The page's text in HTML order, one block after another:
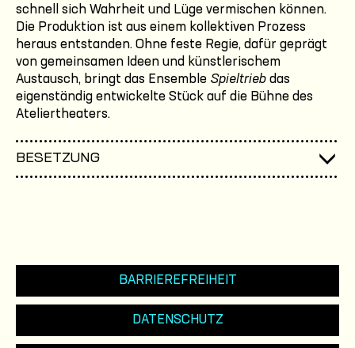
schnell sich Wahrheit und Lüge vermischen können.
Die Produktion ist aus einem kollektiven Prozess
heraus entstanden. Ohne feste Regie, dafür geprägt
von gemeinsamen Ideen und künstlerischem
Austausch, bringt das Ensemble Spieltrieb das
eigenständig entwickelte Stück auf die Bühne des
Ateliertheaters.
BESETZUNG
BARRIEREFREIHEIT
DATENSCHUTZ